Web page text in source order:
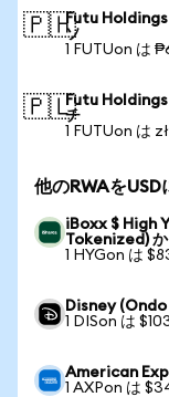
🇵🇭Futu Holdings
ソ
1 FUTUon は
🇵🇱Futu
チ
1 FUTUon は
他のRWAをUSD
iBoxx $ High
Tokenized) か
1 HYGon は
Disney
1 DISon は
American
1 AXPon は